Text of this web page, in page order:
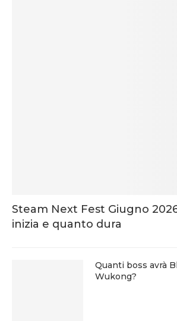
Steam Next Fest Giugno
inizia e quanto dura
Quanti boss avrà
Wukong?